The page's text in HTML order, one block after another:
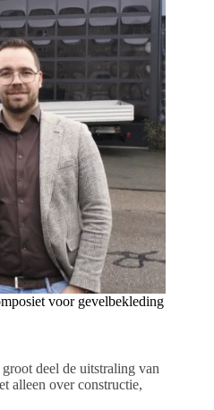
voor gevelbekleding
deel de uitstraling van
alleen over constructie,